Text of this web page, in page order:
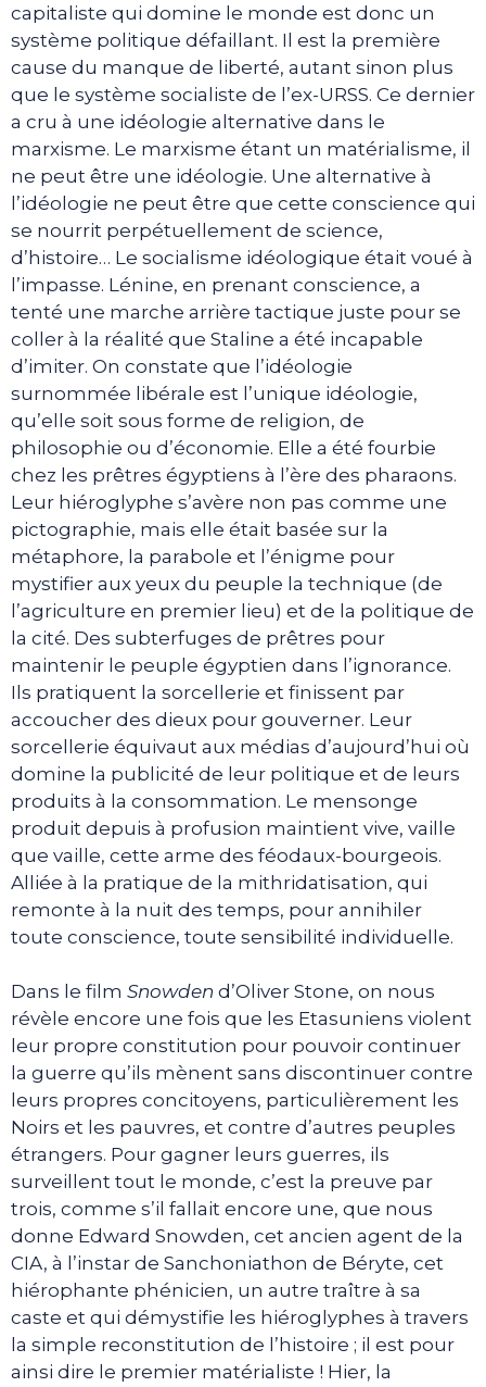
capitaliste qui domine le monde est donc un
système politique défaillant. Il est la première
cause du manque de liberté, autant sinon plus
que le système socialiste de l’ex-URSS. Ce dernier
a cru à une idéologie alternative dans le
marxisme. Le marxisme étant un matérialisme, il
ne peut être une idéologie. Une alternative à
l’idéologie ne peut être que cette conscience qui
se nourrit perpétuellement de science,
d’histoire… Le socialisme idéologique était voué à
l’impasse. Lénine, en prenant conscience, a
tenté une marche arrière tactique juste pour se
coller à la réalité que Staline a été incapable
d’imiter. On constate que l’idéologie
surnommée libérale est l’unique idéologie,
qu’elle soit sous forme de religion, de
philosophie ou d’économie. Elle a été fourbie
chez les prêtres égyptiens à l’ère des pharaons.
Leur hiéroglyphe s’avère non pas comme une
pictographie, mais elle était basée sur la
métaphore, la parabole et l’énigme pour
mystifier aux yeux du peuple la technique (de
l’agriculture en premier lieu) et de la politique de
la cité. Des subterfuges de prêtres pour
maintenir le peuple égyptien dans l’ignorance.
Ils pratiquent la sorcellerie et finissent par
accoucher des dieux pour gouverner. Leur
sorcellerie équivaut aux médias d’aujourd’hui où
domine la publicité de leur politique et de leurs
produits à la consommation. Le mensonge
produit depuis à profusion maintient vive, vaille
que vaille, cette arme des féodaux-bourgeois.
Alliée à la pratique de la mithridatisation, qui
remonte à la nuit des temps, pour annihiler
toute conscience, toute sensibilité individuelle.
Dans le film Snowden d’Oliver Stone, on nous
révèle encore une fois que les Etasuniens violent
leur propre constitution pour pouvoir continuer
la guerre qu’ils mènent sans discontinuer contre
leurs propres concitoyens, particulièrement les
Noirs et les pauvres, et contre d’autres peuples
étrangers. Pour gagner leurs guerres, ils
surveillent tout le monde, c’est la preuve par
trois, comme s’il fallait encore une, que nous
donne Edward Snowden, cet ancien agent de la
CIA, à l’instar de Sanchoniathon de Béryte, cet
hiérophante phénicien, un autre traître à sa
caste et qui démystifie les hiéroglyphes à travers
la simple reconstitution de l’histoire ; il est pour
ainsi dire le premier matérialiste ! Hier, la